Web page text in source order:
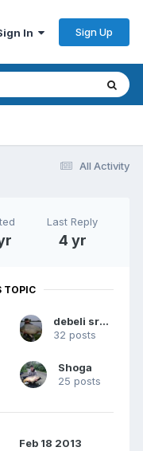
In Sign Up
All Activity
Last Reply
4 yr
TOPIC
debeli sremac
32 posts
Shoga
25 posts
Feb 18 2013